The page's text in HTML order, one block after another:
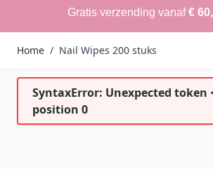
Gratis verzending vanaf€
Home / Nail Wipes 200 stuks
SyntaxError: Unexpected token
position 0